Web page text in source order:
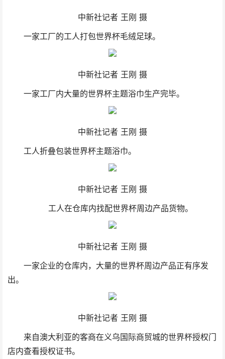
中新社记者 王刚 摄
一家工厂的工人打包世界杯毛绒足球。
中新社记者 王刚 摄
一家工厂内大量的世界杯主题浴巾生产完毕。
中新社记者 王刚 摄
工人折叠包装世界杯主题浴巾。
中新社记者 王刚 摄
工人在仓库内找配世界杯周边产品货物。
中新社记者 王刚 摄
一家企业的仓库内，大量的世界杯周边产品正有序发
出。
中新社记者 王刚 摄
来自澳大利亚的客商在义乌国际商贸城的世界杯授权门
店内查看授权证书。